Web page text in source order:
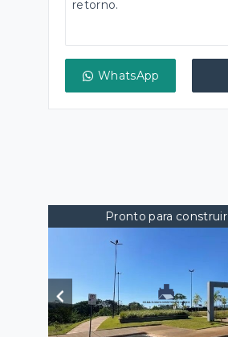
WhatsApp
Pronto para construir